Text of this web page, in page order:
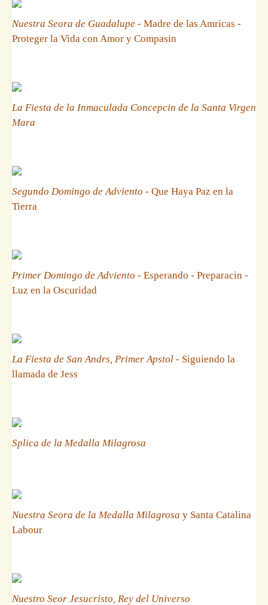
Nuestra Seora de Guadalupe - Madre de las Amricas -
Proteger la Vida con Amor y Compasin
La Fiesta de la Inmaculada Concepcin de la Santa Virgen
Mara
Segundo Domingo de Adviento - Que Haya Paz en la
Tierra
Primer Domingo de Adviento - Esperando - Preparacin -
Luz en la Oscuridad
La Fiesta de San Andrs, Primer Apstol - Siguiendo la
llamada de Jess
Splica de la Medalla Milagrosa
Nuestra Seora de la Medalla Milagrosa y Santa Catalina
Labour
Nuestro Seor Jesucristo, Rey del Universo